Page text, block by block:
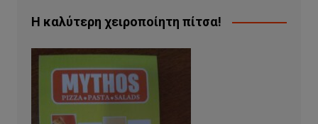
Η καλύτερη χειροποίητη πίτσα!